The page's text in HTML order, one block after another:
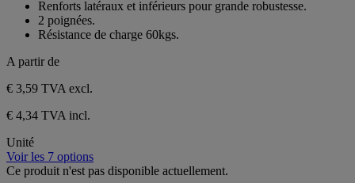
étoiles.
Renforts latéraux et inférieurs pour grande robustesse.
2 poignées.
Résistance de charge 60kgs.
A partir de
€ 3,59 TVA excl.
€ 4,34 TVA incl.
Unité
Voir les 7 options
Ce produit n'est pas disponible actuellement.